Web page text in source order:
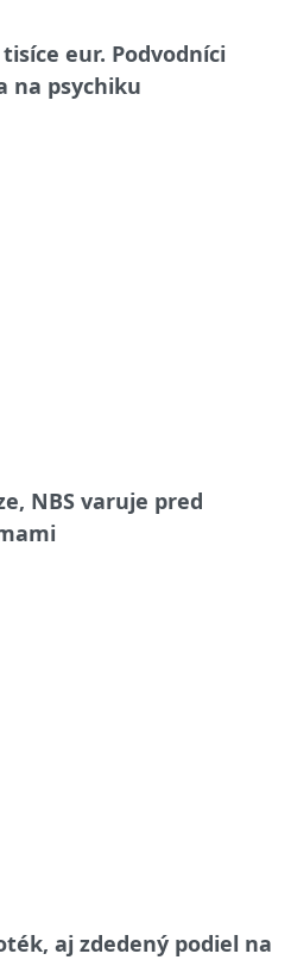
eur. Podvodníci
na psychiku
NBS varuje pred
aj zdedený podiel na